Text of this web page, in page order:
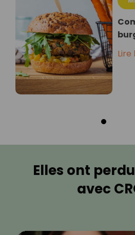
Lire
Elles ont
avec